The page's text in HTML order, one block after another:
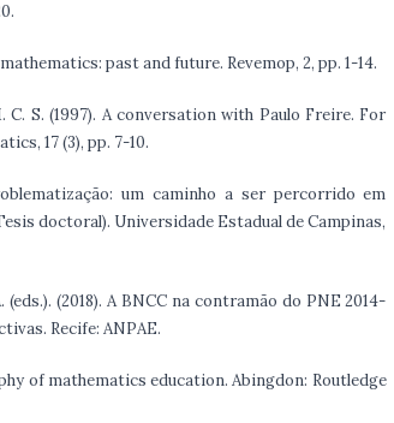
past and future. Revemop, 2, pp. 1-14.
C. S. (1997). A conversation with Paulo Freire. For
17 (3), pp. 7-10.
um caminho a ser percorrido em
doctoral). Universidade Estadual de Campinas,
(eds.). (2018). A BNCC na contramão do PNE 2014-
Recife: ANPAE.
of mathematics education. Abingdon: Routledge